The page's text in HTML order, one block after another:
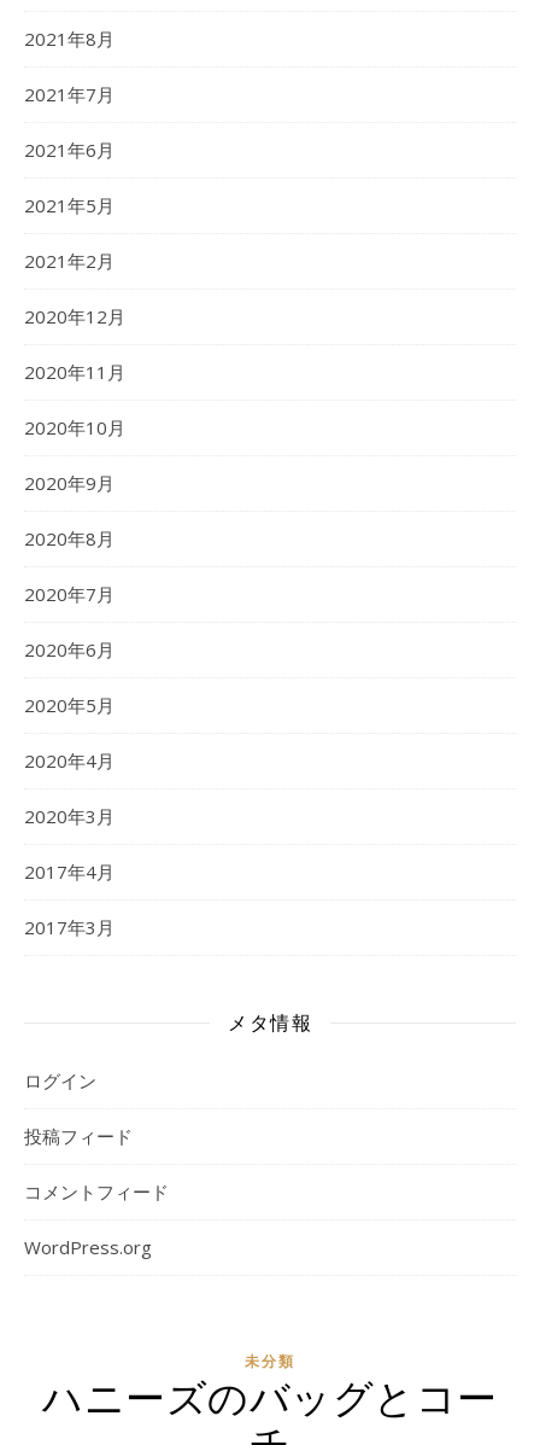
2021年8月
2021年7月
2021年6月
2021年5月
2021年2月
2020年12月
2020年11月
2020年10月
2020年9月
2020年8月
2020年7月
2020年6月
2020年5月
2020年4月
2020年3月
2017年4月
2017年3月
メタ情報
ログイン
投稿フィード
コメントフィード
WordPress.org
未分類
ハニーズのバッグとコー